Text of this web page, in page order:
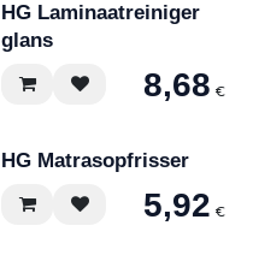
HG Laminaatreiniger
glans
8,68 €
HG Matrasopfrisser
5,92 €